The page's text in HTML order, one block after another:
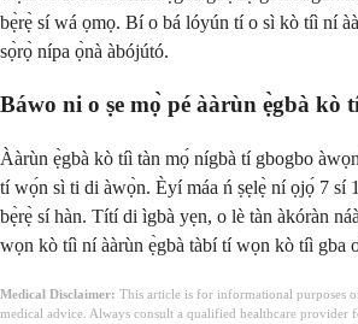
bẹ̀rẹ̀ sí wá ọmọ. Bí o bá lóyún tí o sì kò tíì ní
sọ̀rọ̀ nípa ọ̀nà àbójútó.
Báwo ni o ṣe mọ̀ pé ààrùn ẹ̀gbà kò
Ààrùn ẹ̀gbà kò tíì tàn mọ́ nígbà tí gbogbo
tí wọ́n sì ti di àwọ̀n. Èyí máa ń ṣẹlẹ̀ ní ọjọ́ 7 sí
bẹ̀rẹ̀ sí hàn. Títí di ìgbà yẹn, o lè tàn àkóràn
wọn kò tíì ní ààrùn ẹ̀gbà tàbí tí wọn kò tíì gba
Medical Disclaimer: This article is for informational purposes
medical advice. Always consult a qualified healthcare provider